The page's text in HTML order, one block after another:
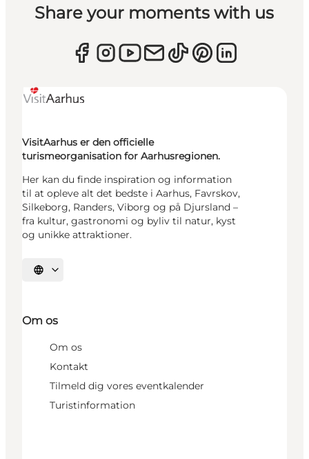
Share your moments with us
VisitAarhus er den officielle
turismeorganisation for Aarhusregionen.
Her kan du finde inspiration og information
til at opleve alt det bedste i Aarhus, Favrskov,
Silkeborg, Randers, Viborg og på Djursland –
fra kultur, gastronomi og byliv til natur, kyst
og unikke attraktioner.
Vælg sprog
Om os
Om os
Kontakt
Tilmeld dig vores eventkalender
Turistinformation